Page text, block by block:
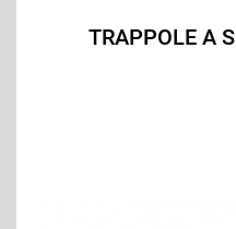
TRAPPOLE A